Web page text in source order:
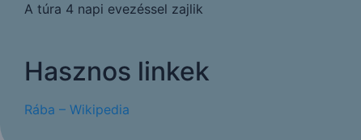
A túra 4 napi evezéssel zajlik
Hasznos linkek
Rába – Wikipedia